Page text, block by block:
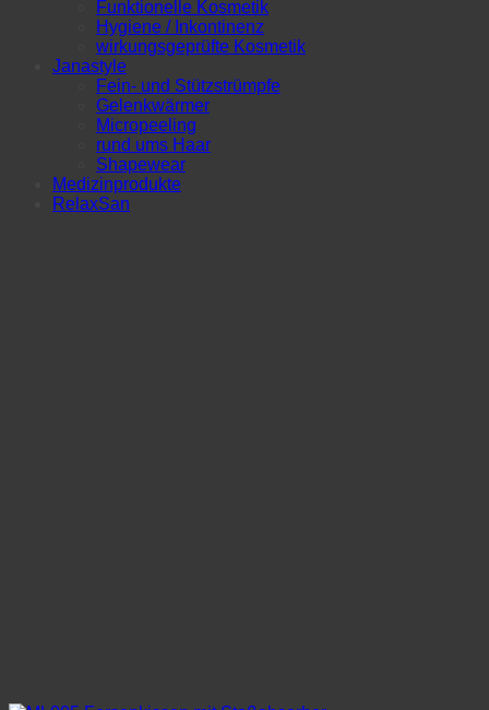
Funktionelle Kosmetik
Hygiene / Inkontinenz
wirkungsgeprüfte Kosmetik
Janastyle
Fein- und Stützstrümpfe
Gelenkwärmer
Micropeeling
rund ums Haar
Shapewear
Medizinprodukte
RelaxSan